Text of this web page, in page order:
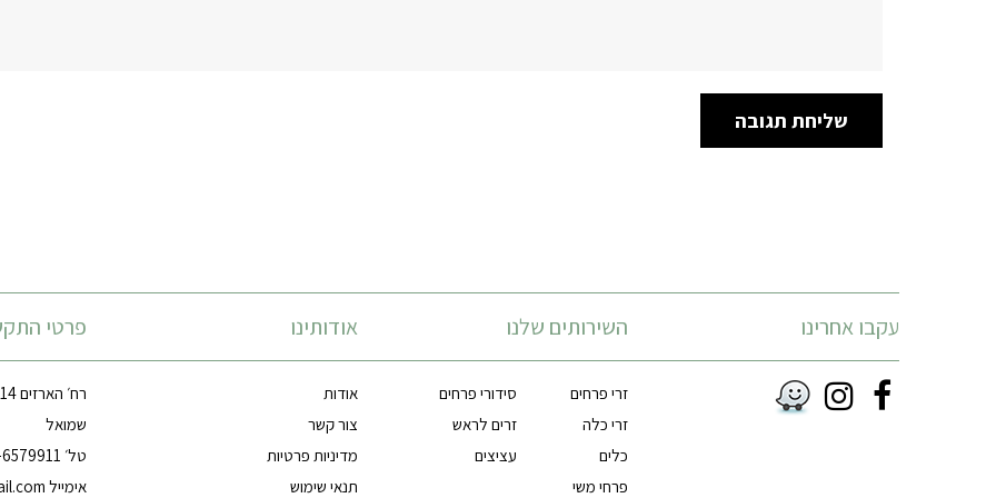
עקבו אחרינו השירותים שלנו
זרי פרחים
סידורי פרחים
זרי כלה
זרים לראש
כלים
עציצים
פרחי משי
אודותינו
אודות
צור קשר
מדיניות פרטיות
תנאי שימוש
פרטי
שמואל
טל׳ 03-6579911
אימייל